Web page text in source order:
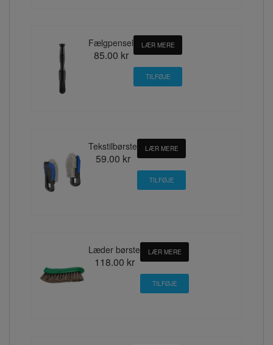
Fælgpensel
85.00 kr
LÆR MERE
Tekstilbørste
59.00 kr
LÆR MERE
Læder børste
118.00 kr
LÆR MERE